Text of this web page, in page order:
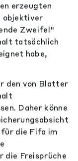
erzeugten
objektiver
Zweifel"
tatsächlich
habe,
den von Blatter
Daher könne
für die Fifa im
die Freisprüche